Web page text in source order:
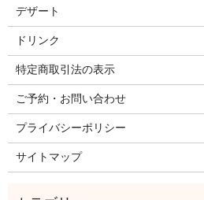
デザート
ドリンク
特定商取引法の表示
ご予約・お問い合わせ
プライバシーポリシー
サイトマップ